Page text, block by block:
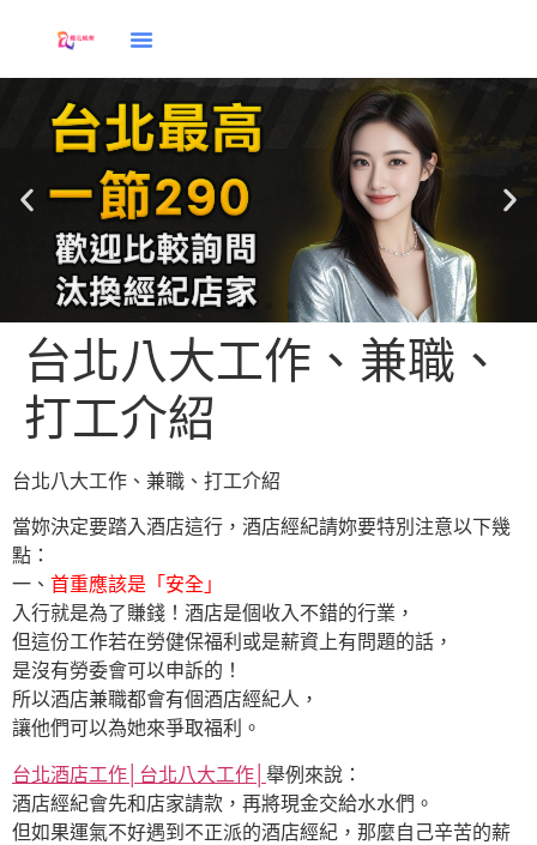
台北八大工作、兼職、
打工介紹
台北八大工作、兼職、打工介紹
當妳決定要踏入酒店這行，酒店經紀請妳要特別注意以下幾
點：
一、 首重應該是「安全」
入行就是為了賺錢！酒店是個收入不錯的行業，
但這份工作若在勞健保福利或是薪資上有問題的話，
是沒有勞委會可以申訴的！
所以酒店兼職都會有個酒店經紀人，
讓他們可以為她來爭取福利。
台北酒店工作│台北八大工作│ 舉例來說：
酒店經紀會先和店家請款，再將現金交給水水們。
但如果運氣不好遇到不正派的酒店經紀，那麼自己辛苦的薪